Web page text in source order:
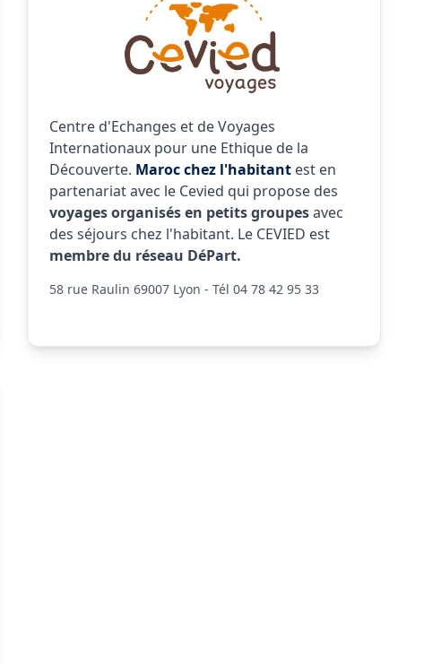
Centre d'Echanges et de Voyages
Internationaux pour une Ethique de la
Découverte. Maroc chez l'habitant est en
partenariat avec le Cevied qui propose des
voyages organisés en petits groupesavec
des séjours chez l'habitant. Le CEVIED est
membre du réseau DéPart.
58 rue Raulin 69007 Lyon - Tél 04 78 42 95 33